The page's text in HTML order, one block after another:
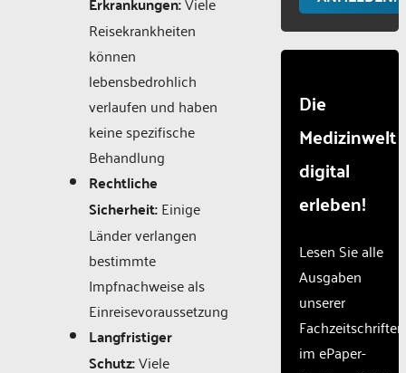
Reisekrankheiten
können
lebensbedrohlich
verlaufen und haben
keine spezifische
Behandlung
Rechtliche
Sicherheit:Einige
Länder verlangen
bestimmte
Impfnachweise als
Einreisevoraussetzung
Langfristiger
Schutz:Viele
Die
Medizinwelt
digital
erleben!
Lesen Sie alle
Ausgaben
unserer
Fachzeitschriften
im ePaper-